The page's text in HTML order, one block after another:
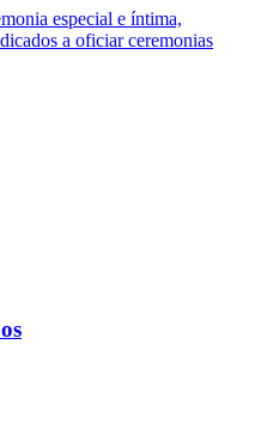
especial e íntima,
a oficiar ceremonias